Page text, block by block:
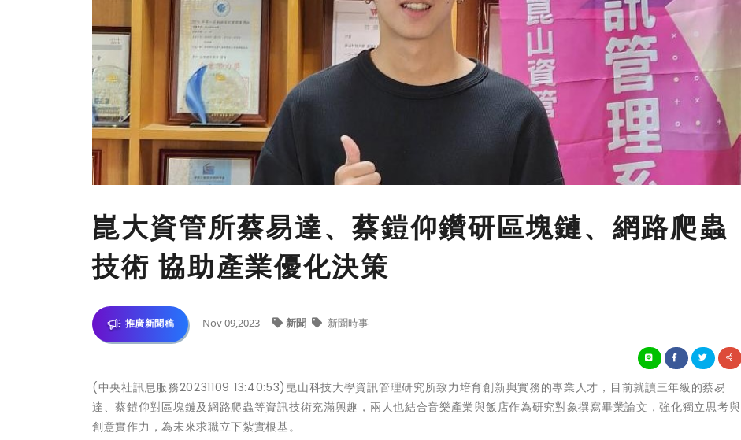
崑大資管所蔡易達、蔡鎧仰鑽研區塊鏈、網路爬蟲
技術 協助產業優化決策
推廣新聞稿 Nov 09,2023 新聞 新聞時事
(中央社訊息服務20231109 13:40:53)崑山科技大學資訊管理研究所致力培育創新與實務的專業人才，目前就讀三年級的蔡易
達、蔡鎧仰對區塊鏈及網路爬蟲等資訊技術充滿興趣，兩人也結合音樂產業與飯店作為研究對象撰寫畢業論文，強化獨立思考與
創意實作力，為未來求職立下紮實根基。